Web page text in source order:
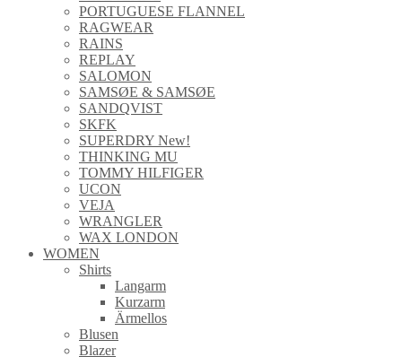
PORTUGUESE FLANNEL
RAGWEAR
RAINS
REPLAY
SALOMON
SAMSØE & SAMSØE
SANDQVIST
SKFK
SUPERDRY New!
THINKING MU
TOMMY HILFIGER
UCON
VEJA
WRANGLER
WAX LONDON
WOMEN
Shirts
Langarm
Kurzarm
Ärmellos
Blusen
Blazer